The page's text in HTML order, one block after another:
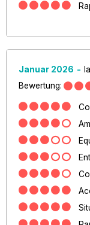
Januar 2026
Bewertung: